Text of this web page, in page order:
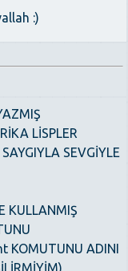
:)
LİSPLER
SEVGİYLE
KULLANMIŞ
KOMUTUNU ADINI